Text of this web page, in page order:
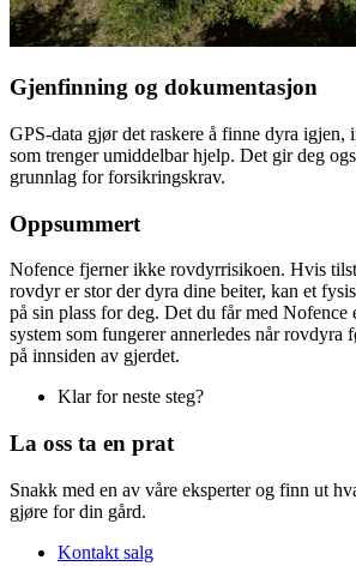
Gjenfinning og dokumentasjon
GPS-data gjør det raskere å finne dyra igjen,
som trenger umiddelbar hjelp. Det gir deg
grunnlag for forsikringskrav.
Oppsummert
Nofence fjerner ikke rovdyrrisikoen. Hvis
rovdyr er stor der dyra dine beiter, kan et
på sin plass for deg. Det du får med Nofence
system som fungerer annerledes når rovdyra
på innsiden av gjerdet.
Klar for neste steg?
La oss ta en prat
Snakk med en av våre eksperter og finn ut
gjøre for din gård.
Kontakt salg